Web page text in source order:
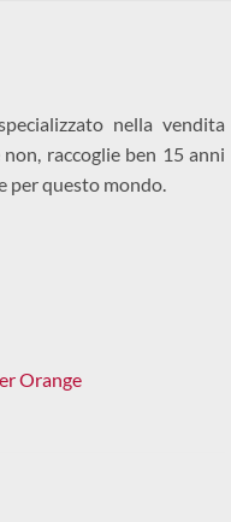
nella vendita
raccoglie ben 15 anni
per questo mondo.
Orange